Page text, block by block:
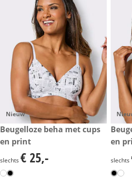
Nieuw
€ 25,-
Beugelloze beha met cups
en print
€ 25,-
slechts € 25,-
€ 25,-
en
€ 25,-
slechts